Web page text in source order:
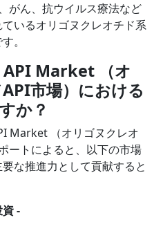
がん、抗ウイルス療法など
いるオリゴヌクレオチド系
。
Market （オ
市場）における
か？
Market （オリゴヌクレオ
ートによると、以下の市場
な推進力として貢献すると
-